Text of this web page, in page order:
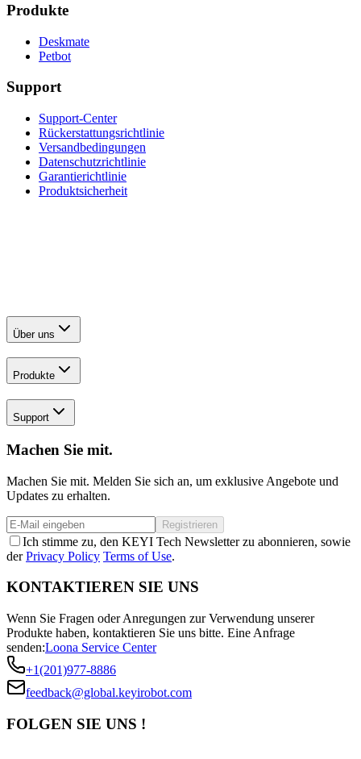
Produkte
Deskmate
Petbot
Support
Support-Center
Rückerstattungsrichtlinie
Versandbedingungen
Datenschutzrichtlinie
Garantierichtlinie
Produktsicherheit
Über uns
Produkte
Support
Machen Sie mit.
Machen Sie mit. Melden Sie sich an, um exklusive Angebote und
Updates zu erhalten.
Registrieren
Ich stimme zu, den KEYI Tech Newsletter zu abonnieren, sowie
derPrivacy Policy Terms of Use.
KONTAKTIEREN SIE UNS
Wenn Sie Fragen oder Anregungen zur Verwendung unserer
Produkte haben, kontaktieren Sie uns bitte. Eine Anfrage
senden:Loona Service Center
+1(201)977-8886
feedback@global.keyirobot.com
FOLGEN SIE UNS !